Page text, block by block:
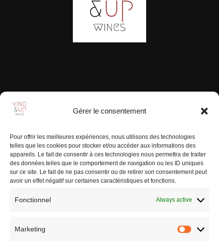
Gérer le consentement
Pour offrir les meilleures expériences, nous utilisons des technologies
telles que les cookies pour stocker et/ou accéder aux informations des
appareils. Le fait de consentir à ces technologies nous permettra de traiter
des données telles que le comportement de navigation ou les ID uniques
sur ce site. Le fait de ne pas consentir ou de retirer son consentement peut
avoir un effet négatif sur certaines caractéristiques et fonctions.
Fonctionnel Always active
Marketing
25 Quai de la République 89000 Auxerre
Bourgogne
06 52 37 19 04|TCHIN@VINO-UP.COM
POLITIQUE DE CONFIDENTIALITÉ